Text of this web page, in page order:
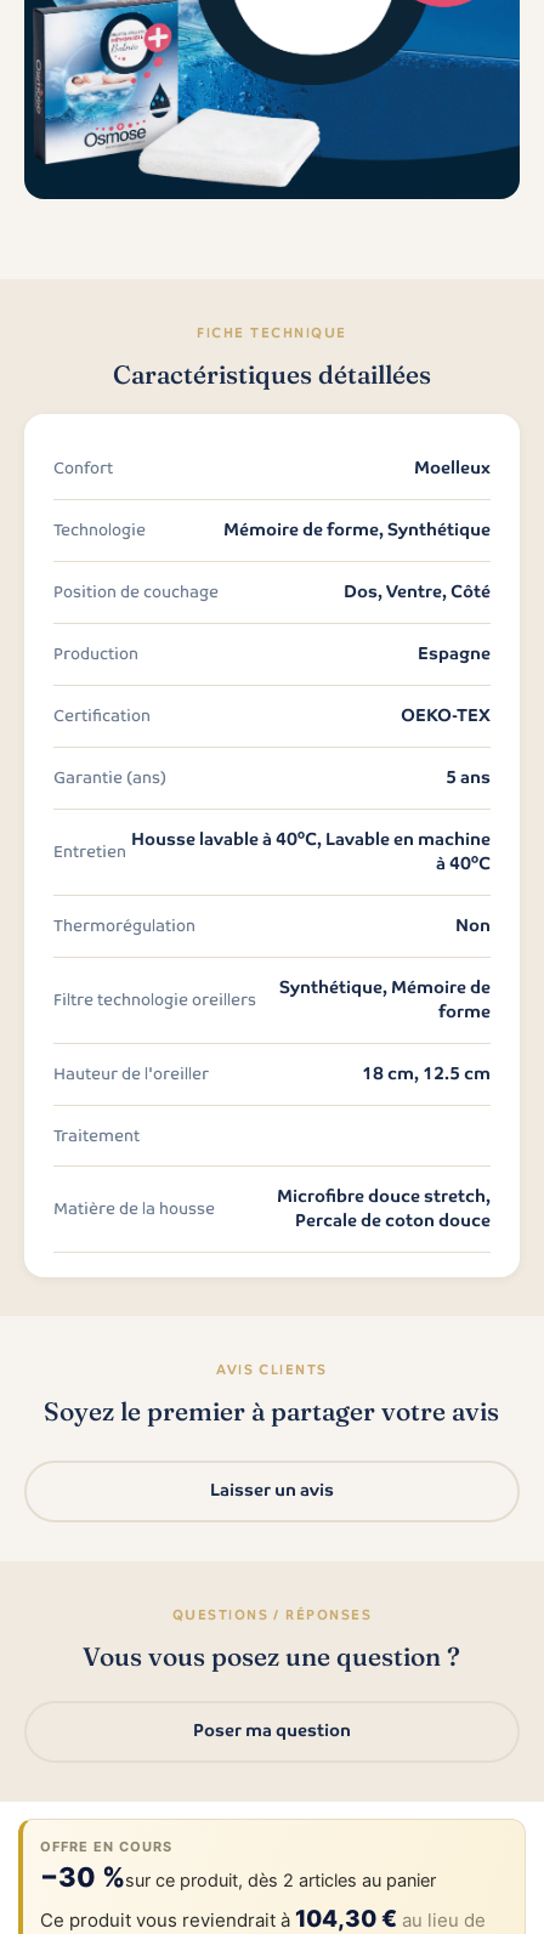
FICHE TECHNIQUE
Caractéristiques détaillées
Confort Moelleux
Technologie Mémoire de forme, Synthétique
Position de couchage Dos, Ventre, Côté
Production Espagne
Certification OEKO-TEX
Garantie (ans) 5 ans
Entretien
Housse lavable à 40°C, Lavable en machine
à 40°C
Thermorégulation Non
Filtre technologie oreillers
Synthétique, Mémoire de
forme
Hauteur de l'oreiller 18 cm, 12.5 cm
Traitement
Matière de la housse
Microfibre douce stretch,
Percale de coton douce
AVIS CLIENTS
Soyez le premier à partager votre avis
Laisser un avis
QUESTIONS / RÉPONSES
Vous vous posez une question ?
Poser ma question
OFFRE EN COURS
−30 %sur ce produit, dès 2 articles au panier
Ce produit vous reviendrait à 104,30 € au lieu de